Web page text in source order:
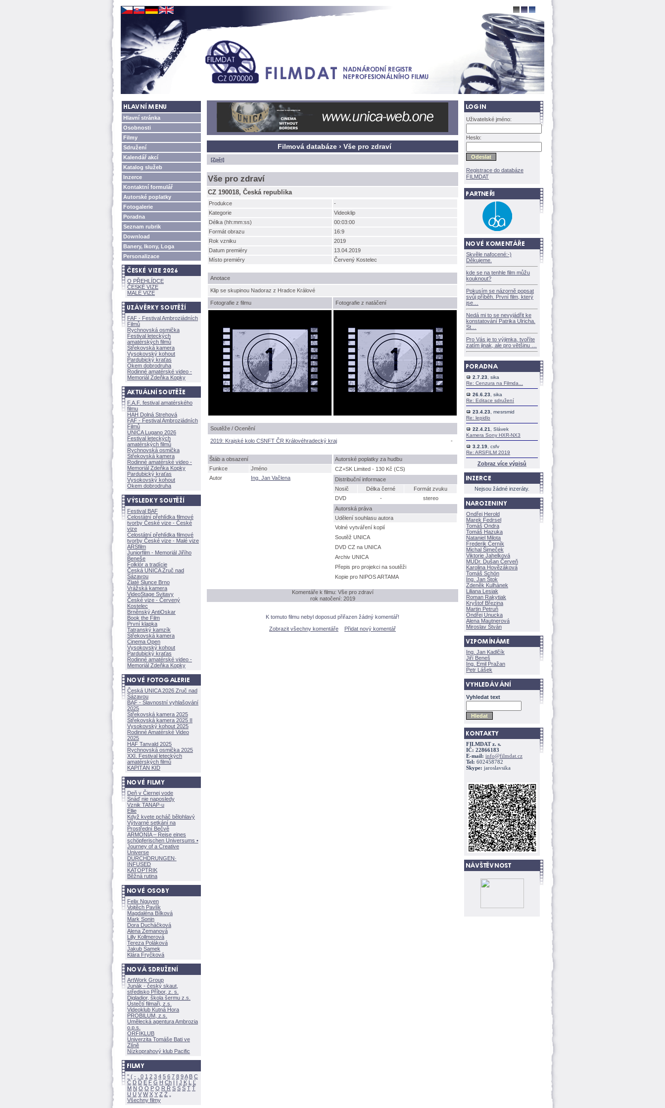
Hlavní stránka
Osobnosti
Filmy
Sdružení
Kalendář akcí
Katalog služeb
Inzerce
Kontaktní formulář
Autorské poplatky
Fotogalerie
Poradna
Seznam rubrik
Download
Banery, Ikony, Loga
Personalizace
O PŘEHLÍDCE
ČESKÉ VIZE
MALÉ VIZE
FAF - Festival Ambroziádních
Filmů
Rychnovská osmička
Festival leteckých
amatérských filmů
Střekovská kamera
Vysokovský kohout
Pardubický kraťas
Okem dobrodruha
Rodinné amatérské video -
Memoriál Zdeňka Kopky
F.A.F. festival amatérského
filmu
HAH Dolná Strehov
FAF - Festival Ambroziádních
Filmů
UNICA Lugano 2026
Festival leteckých
amatérských filmů
Rychnovská osmička
Střekovská kamera
Rodinné amatérské video -
Memoriál Zdeňka Kopky
Pardubický kraťas
Vysokovský kohout
Okem dobrodruha
Festival BAF
Celostátní přehlídka filmové
tvorby České vize - České
vize
Celostátní přehlídka filmové
tvorby České vize - Malé vize
ARSfilm
Juniorfilm - Memoriál Jiřího
Beneše
Folklór a tradície
Česká UNICA Zruč nad
Sázavou
Zlaté Slunce Brno
Vrážská kamera
VideoStage Svitavy
České vize - Červený
Kostelec
Brněnský AntiOskar
Book the Film
První klapka
Tatranský kamzík
Střekovská kamera
Cinema Open
Vysokovský kohout
Pardubický kraťas
Rodinné amatérské video -
Memoriál Zdeňka Kopky
Česká UNICA 2026 Zruč nad
Sázavou
BAF - Slavnostní vyhlašování
2025
Střekovská kamera 2025
Střekovská kamera 2025 II
Vysokovský kohout 2025
Rodinné Amatérské Video
2025
HAF Tanvald 2025
Rychnovská osmička 2025
XXI. Festival leteckých
amatérských filmů
KAPITÁN KID
Deň v Čiernej vode
Snáď nie naposledy
Vznik TANAP-u
Ellie
Když kvete pcháč bělohlavý
Výtvarné setkání na
Prostřední Bečvě
ARMONÍA – Reise eines
schöpferischen Universums •
Journey of a Creative
Universe
DURCHDRUNGEN·
INFUSED
KATOPTRIK
Běžná rutina
Felix Nguyen
Vojtěch Pavlík
Magdaléna Bílkov
Mark Sonin
Dora Ducháčkov
Alena Zemanov
Lilly Kollmerov
Tereza Polákov
Jakub Samek
Klára Fryčkov
ArtWork Group
Junák - český skaut,
středisko Příbor, z. s.
Digladior, škola šermu z.s.
Ústečtí filmaři, z.s.
Videoklub Kutná Hora
PROBILUM, z.s.
Umělecká agentura Ambrozia
o.p.s.
ORFIKLUB
Univerzita Tomáše Bati ve
Zlíně
Nízkoprahový klub Pacific
" ( - 0 1 2 3 4 5 6 7 8 9A B C
Č D Ď E F G H Ch I Í J K L
Ľ
M N O Ó P Q R Ř S Ś T Ť
U Ú V W X Y Z
Všechny filmy
Filmová databáze › Vše pro zdraví
[Zpět]
Vše pro zdraví
CZ 190018, Česká republika
Produkce
-
Kategorie
Videoklip
Délka (hh:mm:ss)
00:03:00
Formát obrazu
16:9
Rok vzniku
2019
Datum premiéry
13.04.2019
Místo premiéry
Červený Kostelec
Anotace
Klip se skupinou Nadoraz z Hradce Králové
Fotografie z filmu Fotografie z natáčení
Soutěže / Ocenění
2019: Krajské kolo CSNFT ČR Královéhradecký kraj -
táb a obsazení
Funkce
Jméno
Autor
Ing. Jan Vačlena
Autorské poplatky za hudbu
CZ+SK Limited - 130 Kč (CS)
Distribuční informace
Nosič
Délka černé
Formát zvuku
DVD
-
stereo
Autorská práva
Udělení souhlasu autora
Volné vytváření kopií
Soutěž UNICA
DVD CZ na UNICA
Archiv UNICA
Přepis pro projekci na soutěži
Kopie pro NIPOS ARTAMA
Komentáře k filmu: Vše pro zdraví
rok natočení: 2019
K tomuto filmu nebyl doposud přiřazen žádný komentář!
Zobrazit všechny komentáře
Přidat nový komentář
Uživatelské jméno:
Heslo:
Registrace do databáze
FILMDAT
Skvěle nafocené:-)
Děkujeme.
kde se na tenhle film můžu
kouknout?
Pokusím se názorně popsat
svůj příběh. První film, který
jse
Nedá mi to se nevyjádřit ke
konstatování Patrika Ulricha.
St
Pro Vás je to výjimka, tvoříte
zatím jinak, ale pro většinu
2.7.23 , sika
Re: Cenzura na Filmda...
26.6.23 , sika
Re: Editace sdružení
23.4.23 , mesrsmid
Re: lepidlo
22.4.21
, Slávek
Kamera Sony HXR-NX3
3.2.19 , csfv
Re: ARSFILM 2019
Zobraz více výpisů
Nejsou žádné inzeráty.
Ondřej Herold
Marek Fedrsel
Tomáš Ondra
Tomáš Hazuka
Nataniel Milota
Frederik Černík
Michal Šimeček
Viktorie Jahelkov
MUDr. Dušan Červeň
Karolina Hovězákov
Tomáš Schön
Ing. Jan Štok
Zdeněk Kulhánek
Liliana Lesiak
Roman Rakytiak
Kryštof Březina
Martin Petruň
Ondřej Unucka
Alena Mautnerov
Miroslav Štván
Ing. Jan Kadlčík
Jiří Bene
Ing. Emil Pražan
Petr Lášek
Vyhledat text
FILMDAT z. s.
IČ: 22866183
E-mail: info@filmdat.cz
Tel: 602458782
Skype: jaroslavsika